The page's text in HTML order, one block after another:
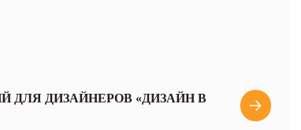
ДЛЯ ДИЗАЙНЕРОВ «ДИЗАЙН В